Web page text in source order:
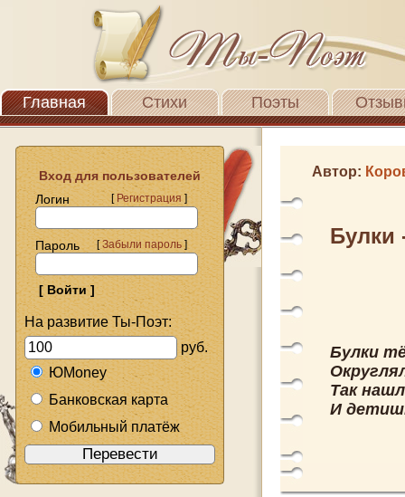
Главная Стихи Поэты
Вход для пользователей
Логин
[Регистрация]
Пароль [Забыли пароль]
На развитие Ты-Поэт:
руб.
ЮMoney
Банковская карта
Мобильный платёж
Автор:
Булки
Булки
Так
И